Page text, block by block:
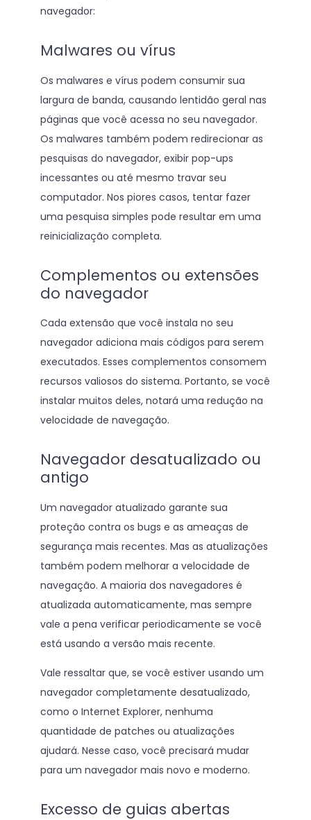
navegador:
Malwares ou vírus
Os malwares e vírus podem consumir sua
largura de banda, causando lentidão geral nas
páginas que você acessa no seu navegador.
Os malwares também podem redirecionar as
pesquisas do navegador, exibir pop-ups
incessantes ou até mesmo travar seu
computador. Nos piores casos, tentar fazer
uma pesquisa simples pode resultar em uma
reinicialização completa.
Complementos ou extensões
do navegador
Cada extensão que você instala no seu
navegador adiciona mais códigos para serem
executados. Esses complementos consomem
recursos valiosos do sistema. Portanto, se você
instalar muitos deles, notará uma redução na
velocidade de navegação.
Navegador desatualizado ou
antigo
Um navegador atualizado garante sua
proteção contra os bugs e as ameaças de
segurança mais recentes. Mas as atualizações
também podem melhorar a velocidade de
navegação. A maioria dos navegadores é
atualizada automaticamente, mas sempre
vale a pena verificar periodicamente se você
está usando a versão mais recente.
Vale ressaltar que, se você estiver usando um
navegador completamente desatualizado,
como o Internet Explorer, nenhuma
quantidade de patches ou atualizações
ajudará. Nesse caso, você precisará mudar
para um navegador mais novo e moderno.
Excesso de guias abertas